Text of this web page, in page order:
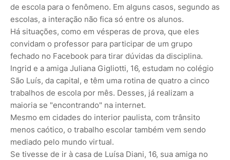
de escola para o fenômeno. Em alguns casos, segundo as
escolas, a interação não fica só entre os alunos.
Há situações, como em vésperas de prova, que eles
convidam o professor para participar de um grupo
fechado no Facebook para tirar dúvidas da disciplina.
Ingrid e a amiga Juliana Gigliotti, 16, estudam no colégio
São Luís, da capital, e têm uma rotina de quatro a cinco
trabalhos de escola por mês. Desses, já realizam a
maioria se "encontrando" na internet.
Mesmo em cidades do interior paulista, com trânsito
menos caótico, o trabalho escolar também vem sendo
mediado pelo mundo virtual.
Se tivesse de ir à casa de Luísa Diani, 16, sua amiga no